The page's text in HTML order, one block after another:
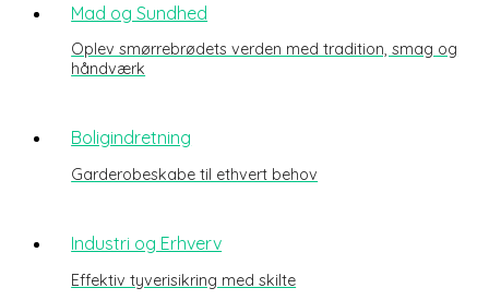
Mad og Sundhed
Oplev smørrebrødets verden med tradition, smag og
håndværk
Boligindretning
Garderobeskabe til ethvert behov
Industri og Erhverv
Effektiv tyverisikring med skilte